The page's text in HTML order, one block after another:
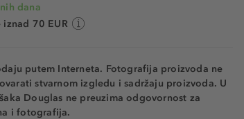
dana
70 EUR
putem Interneta. Fotografija proizvoda ne
stvarnom izgledu i sadržaju proizvoda. U
Douglas ne preuzima odgovornost za
i fotografija.